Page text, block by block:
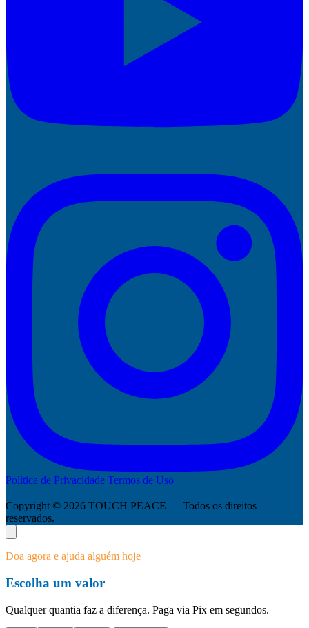
Política de Privacidade Termos de Uso
Copyright © 2026 TOUCH PEACE — Todos os direitos
reservados.
Doa agora e ajuda alguém hoje
Escolha um valor
Qualquer quantia faz a diferença. Paga via Pix em segundos.